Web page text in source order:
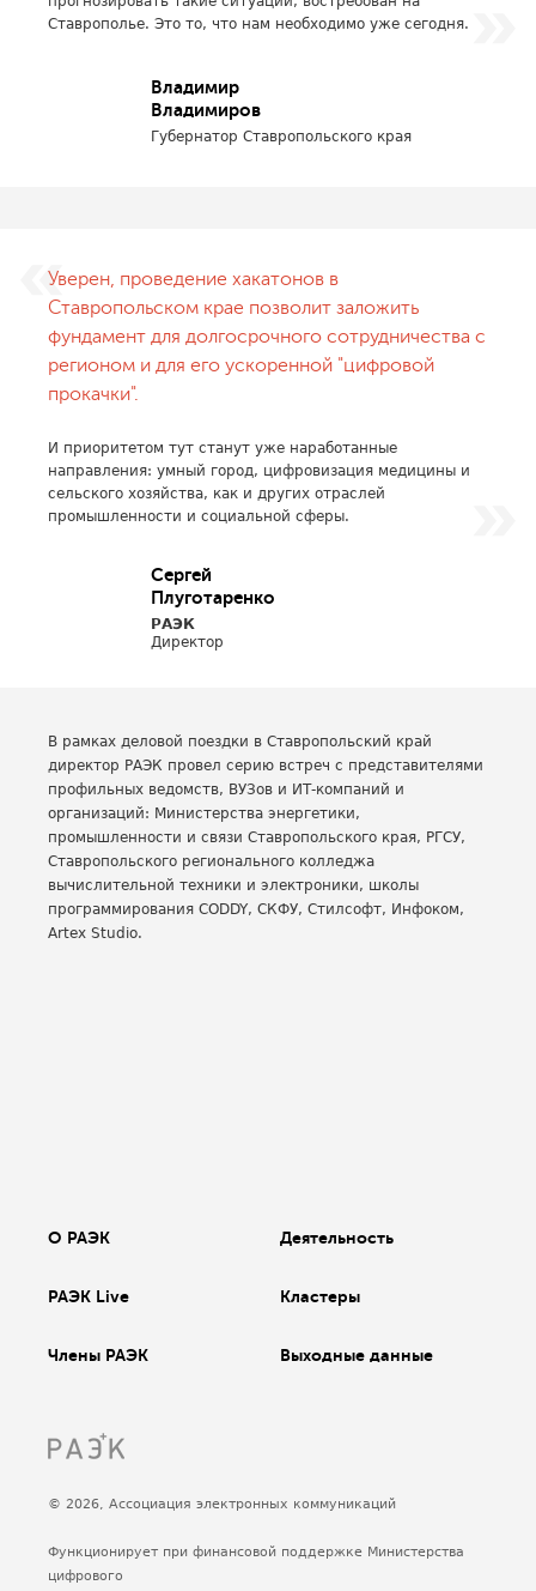
Ставрополье. Это то, что нам необходимо уже сегодня.
Владимир
Владимиров
Губернатор Ставропольского края
Уверен, проведение хакатонов в
Ставропольском крае позволит заложить
фундамент для долгосрочного сотрудничества с
регионом и для его ускоренной "цифровой
прокачки".
И приоритетом тут станут уже наработанные
направления: умный город, цифровизация медицины и
сельского хозяйства, как и других отраслей
промышленности и социальной сферы.
Сергей
Плуготаренко
РАЭК
Директор
В рамках деловой поездки в Ставропольский край
директор РАЭК провел серию встреч с представителями
профильных ведомств, ВУЗов и ИТ-компаний и
организаций: Министерства энергетики,
промышленности и связи Ставропольского края, РГСУ,
Ставропольского регионального колледжа
вычислительной техники и электроники, школы
программирования CODDY, СКФУ, Стилсофт, Инфоком,
Artex Studio.
О РАЭК Деятельность
РАЭК Live Кластеры
Члены РАЭК Выходные данные
© 2026, Ассоциация электронных коммуникаций
Функционирует при финансовой поддержке Министерства
цифрового